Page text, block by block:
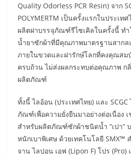
Quality Odorless PCR Resin) จาก
POLYMERTM เป็นครั้งแรกในประเท
ผลิตฝาบรรจุภัณฑ์รีไซเคิลในครั้งนี้ ท
น้ำยาซักผ้าที่มีคุณภาพมาตรฐานสากล
ภายในขวดและฝารักษ์โลกที่คงคุณส
ครบถ้วน ไม่ส่งผลกระทบต่อคุณภาพ ก
ผลิตภัณฑ์
ทั้งนี้ ไลอ้อน (ประเทศไทย) และ
ภัณฑ์เพื่อความยั่งยืนมาอย่างต่อเนื่อง
สำหรับผลิตภัณฑ์ซักผ้าชนิดน้ำ “เปา”
หนักเบาพิเศษ ด้วยเทคโนโลยี
จาน ไลปอน เอฟ (Lipon F) โปร